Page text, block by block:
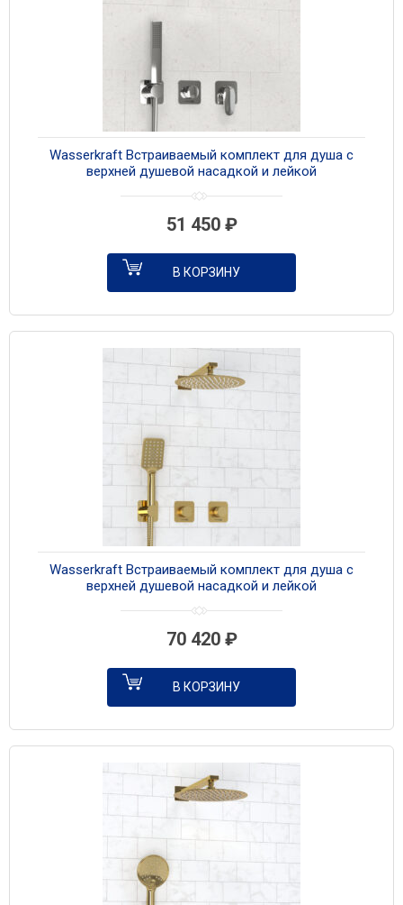
Wasserkraft Встраиваемый комплект для душа с
верхней душевой насадкой и лейкой
51 450 ₽
В КОРЗИНУ
Wasserkraft Встраиваемый комплект для душа с
верхней душевой насадкой и лейкой
70 420 ₽
В КОРЗИНУ